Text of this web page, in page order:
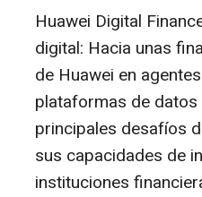
Huawei Digital
digital: Hacia unas
de Huawei en
plataformas de
principales desafíos
sus capacidades de
instituciones